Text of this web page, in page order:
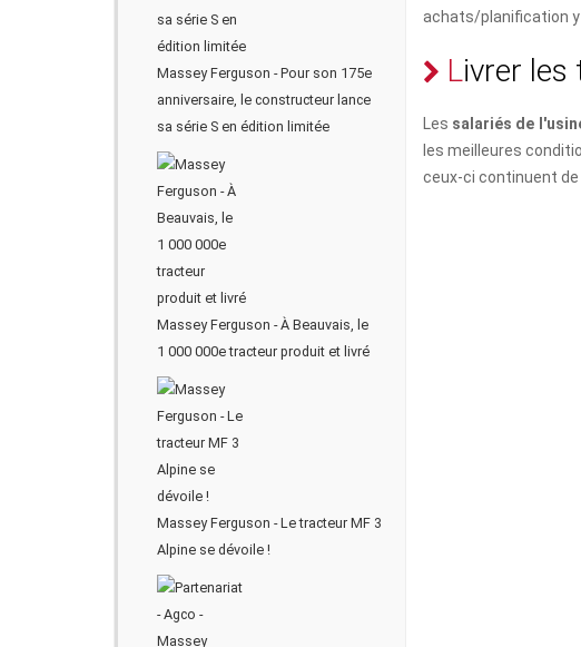
Massey Ferguson - Pour son 175e
anniversaire, le constructeur lance
sa série S en édition limitée
Massey Ferguson - À Beauvais, le
1 000 000e tracteur produit et livré
Massey Ferguson - Le tracteur MF 3
Alpine se dévoile !
achats/planification
Livrer les
Les salariés de
les meilleures
ceux-ci continuent de